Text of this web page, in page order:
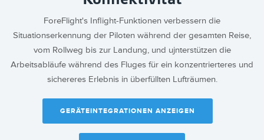
ForeFlight's Inflight-Funktionen verbessern die
Situationserkennung der Piloten während der gesamten Reise,
vom Rollweg bis zur Landung, und ujnterstützen die
Arbeitsabläufe während des Fluges für ein konzentrierteres und
sichereres Erlebnis in überfüllten Lufträumen.
GERÄTEINTEGRATIONEN ANZEIGEN